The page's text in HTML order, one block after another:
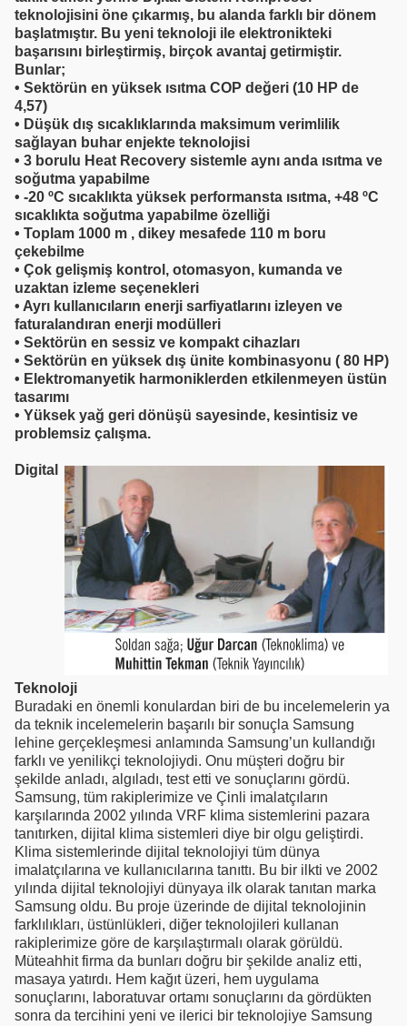
teknolojisini öne çıkarmış, bu alanda farklı bir dönem
başlatmıştır. Bu yeni teknoloji ile elektronikteki
başarısını birleştirmiş, birçok avantaj getirmiştir.
Bunlar;
• Sektörün en yüksek ısıtma COP değeri (10 HP de
4,57)
• Düşük dış sıcaklıklarında maksimum verimlilik
sağlayan buhar enjekte teknolojisi
• 3 borulu Heat Recovery sistemle aynı anda ısıtma ve
soğutma yapabilme
• -20 ºC sıcaklıkta yüksek performansta ısıtma, +48 ºC
sıcaklıkta soğutma yapabilme özelliği
• Toplam 1000 m , dikey mesafede 110 m boru
çekebilme
• Çok gelişmiş kontrol, otomasyon, kumanda ve
uzaktan izleme seçenekleri
• Ayrı kullanıcıların enerji sarfiyatlarını izleyen ve
faturalandıran enerji modülleri
• Sektörün en sessiz ve kompakt cihazları
• Sektörün en yüksek dış ünite kombinasyonu ( 80 HP)
• Elektromanyetik harmoniklerden etkilenmeyen üstün
tasarımı
• Yüksek yağ geri dönüşü sayesinde, kesintisiz ve
problemsiz çalışma.
Digital
Teknoloji
Buradaki en önemli konulardan biri de bu incelemelerin ya
da teknik incelemelerin başarılı bir sonuçla Samsung
lehine gerçekleşmesi anlamında Samsung’un kullandığı
farklı ve yenilikçi teknolojiydi. Onu müşteri doğru bir
şekilde anladı, algıladı, test etti ve sonuçlarını gördü.
Samsung, tüm rakiplerimize ve Çinli imalatçıların
karşılarında 2002 yılında VRF klima sistemlerini pazara
tanıtırken, dijital klima sistemleri diye bir olgu geliştirdi.
Klima sistemlerinde dijital teknolojiyi tüm dünya
imalatçılarına ve kullanıcılarına tanıttı. Bu bir ilkti ve 2002
yılında dijital teknolojiyi dünyaya ilk olarak tanıtan marka
Samsung oldu. Bu proje üzerinde de dijital teknolojinin
farklılıkları, üstünlükleri, diğer teknolojileri kullanan
rakiplerimize göre de karşılaştırmalı olarak görüldü.
Müteahhit firma da bunları doğru bir şekilde analiz etti,
masaya yatırdı. Hem kağıt üzeri, hem uygulama
sonuçlarını, laboratuvar ortamı sonuçlarını da gördükten
sonra da tercihini yeni ve ilerici bir teknolojiye Samsung